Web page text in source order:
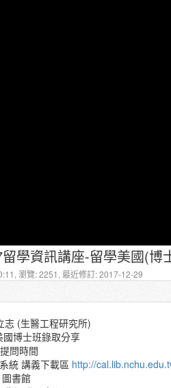
學資訊講座-留學美國(博
瀏覽: 2251, 最近修訂: 2017-12-29
志 (生醫工程研究所)
國博士班錄取分享
時間
統 講義下載區 http://
圖書館